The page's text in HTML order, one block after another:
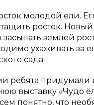
молодой ели.
росток.
засыпать землей
ухаживать за
сада.
ребята придумали
выставку «Чудо
понятно, что